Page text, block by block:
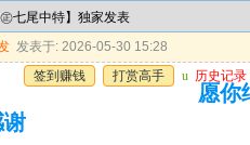
七尾中特】独家发表
发表于: 2026-05-30 15:28
签到赚钱
打赏高手 u 历史记录
愿你
谢